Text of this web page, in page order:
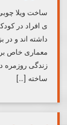
ساخت ویلا
ی افراد در
داشته اند و در
معماری خاص
زندگی روزمره
ساخته […]